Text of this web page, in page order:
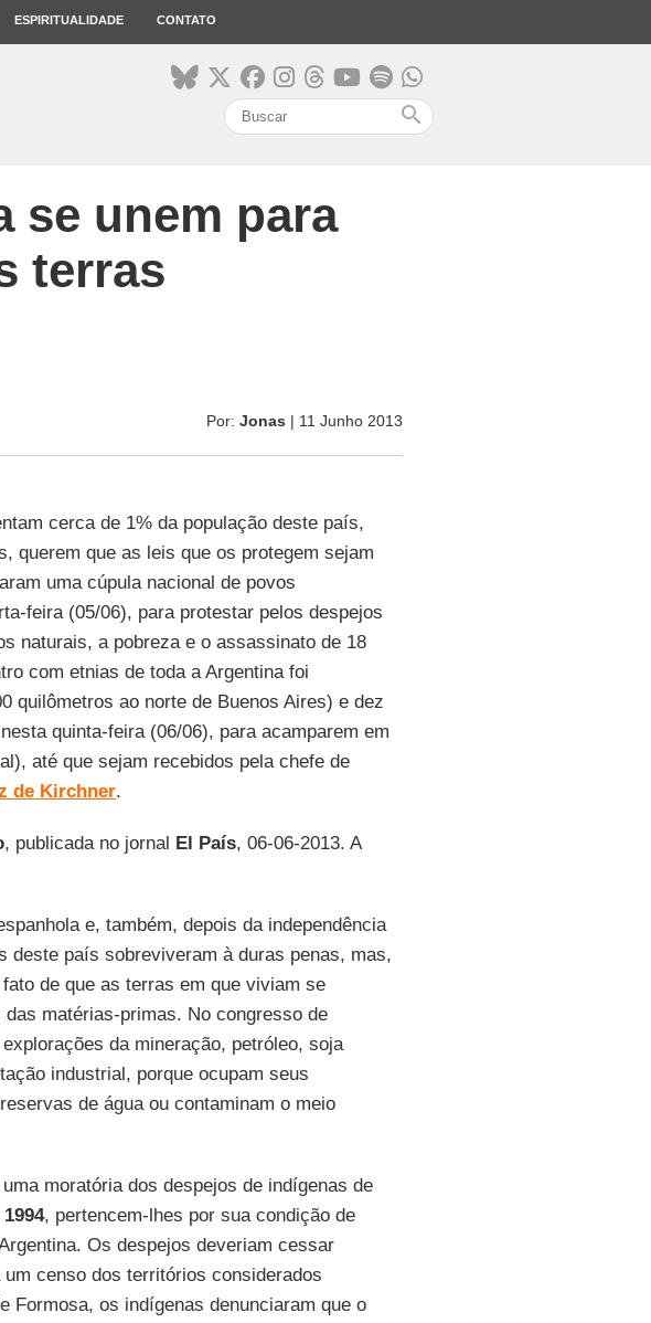
ESPIRITUALIDADE CONTATO
search
se unem para
terras
Por: Jonas | 11 Junho 2013
cerca de 1% da população deste país,
querem que as leis que os protegem sejam
uma cúpula nacional de povos
feira (05/06), para protestar pelos despejos
naturais, a pobreza e o assassinato de 18
com etnias de toda a Argentina foi
quilômetros ao norte de Buenos Aires) e dez
quinta-feira (06/06), para acamparem em
até que sejam recebidos pela chefe de
de Kirchner.
, publicada no jornal El País, 06-06-2013. A
e, também, depois da independência
deste país sobreviveram à duras penas, mas,
de que as terras em que viviam se
matérias-primas. No congresso de
da mineração, petróleo, soja
industrial, porque ocupam seus
de água ou contaminam o meio
moratória dos despejos de indígenas de
, pertencem-lhes por sua condição de
Os despejos deveriam cessar
censo dos territórios considerados
Formosa, os indígenas denunciaram que o